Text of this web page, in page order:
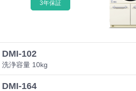
3年保証
DMI-102
洗浄容量 10kg
DMI-164